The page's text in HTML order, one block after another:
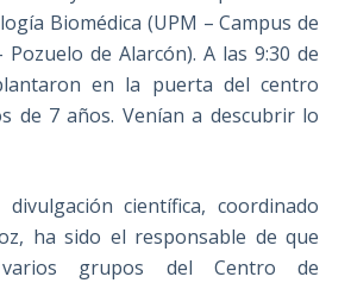
Biomédica (UPM – Campus de
de Alarcón). A las 9:30 de
en la puerta del centro
de 7 años. Venían a descubrir lo
científica, coordinado
ha sido el responsable de que
grupos del Centro de